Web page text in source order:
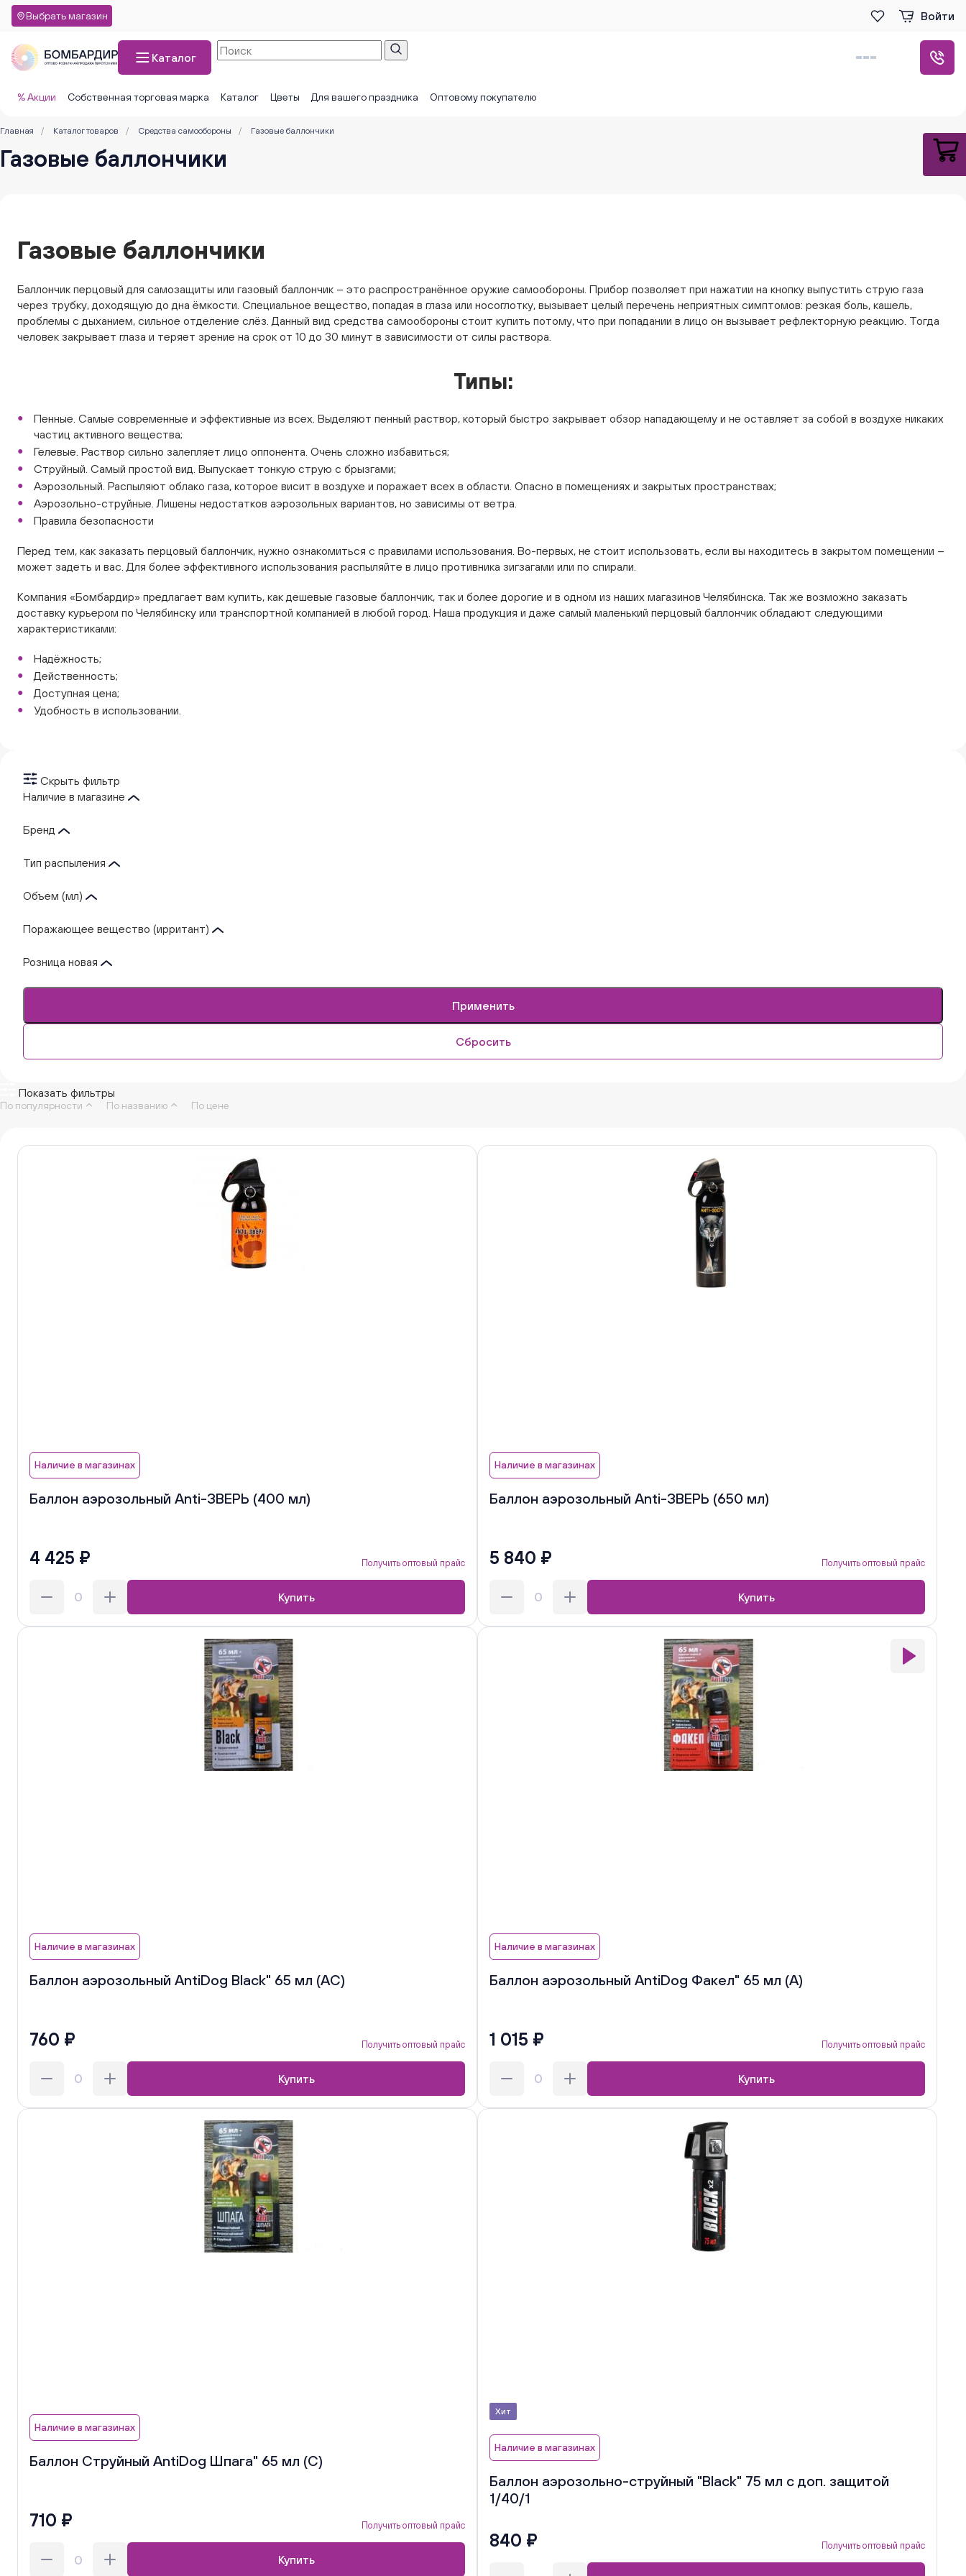
Выбрать магазин Войти
Каталог
% Акции Собственная торговая марка Каталог Цветы Для вашего праздника Оптовому покупателю
Главная / Каталог товаров / Средства самообороны / Газовые баллончики
Газовые баллончики
Газовые баллончики
Баллончик перцовый для самозащиты или газовый баллончик – это распространённое оружие самообороны. Прибор позволяет при нажатии на кнопку выпустить струю газа
через трубку, доходящую до дна ёмкости. Специальное вещество, попадая в глаза или носоглотку, вызывает целый перечень неприятных симптомов: резкая боль, кашель,
проблемы с дыханием, сильное отделение слёз. Данный вид средства самообороны стоит купить потому, что при попадании в лицо он вызывает рефлекторную реакцию. Тогда
человек закрывает глаза и теряет зрение на срок от 10 до 30 минут в зависимости от силы раствора.
Типы:
Пенные. Самые современные и эффективные из всех. Выделяют пенный раствор, который быстро закрывает обзор нападающему и не оставляет за собой в воздухе никаких
частиц активного вещества;
Гелевые. Раствор сильно залепляет лицо оппонента. Очень сложно избавиться;
Струйный. Самый простой вид. Выпускает тонкую струю с брызгами;
Аэрозольный. Распыляют облако газа, которое висит в воздухе и поражает всех в области. Опасно в помещениях и закрытых пространствах;
Аэрозольно-струйные. Лишены недостатков аэрозольных вариантов, но зависимы от ветра.
Правила безопасности
Перед тем, как заказать перцовый баллончик, нужно ознакомиться с правилами использования. Во-первых, не стоит использовать, если вы находитесь в закрытом помещении –
может задеть и вас. Для более эффективного использования распыляйте в лицо противника зигзагами или по спирали.
Компания «Бомбардир» предлагает вам купить, как дешевые газовые баллончик, так и более дорогие и в одном из наших магазинов Челябинска. Так же возможно заказать
доставку курьером по Челябинску или транспортной компанией в любой город. Наша продукция и даже самый маленький перцовый баллончик обладают следующими
характеристиками:
Надёжность;
Действенность;
Доступная цена;
Удобность в использовании.
Скрыть фильтр
Наличие в магазине
Бренд
Тип распыления
Объем (мл)
Поражающее вещество (ирритант)
Розница новая
Показать фильтры
По популярности По названию По цене
Наличие в магазинах
Баллон аэрозольный Anti-ЗВЕРЬ (400 мл)
4 425 ₽ Получить оптовый прайс
Купить
Наличие в магазинах
Баллон аэрозольный Anti-ЗВЕРЬ (650 мл)
5 840 ₽ Получить оптовый прайс
Купить
Наличие в магазинах
Баллон аэрозольный AntiDog Black" 65 мл (АC)
760 ₽ Получить оптовый прайс
Купить
Наличие в магазинах
Баллон аэрозольный AntiDog Факел" 65 мл (А)
1 015 ₽ Получить оптовый прайс
Купить
Наличие в магазинах
Баллон Струйный AntiDog Шпага" 65 мл (С)
710 ₽ Получить оптовый прайс
Купить
Хит
Наличие в магазинах
Баллон аэрозольно-струйный "Black" 75 мл с доп. защитой
1/40/1
840 ₽ Получить оптовый прайс